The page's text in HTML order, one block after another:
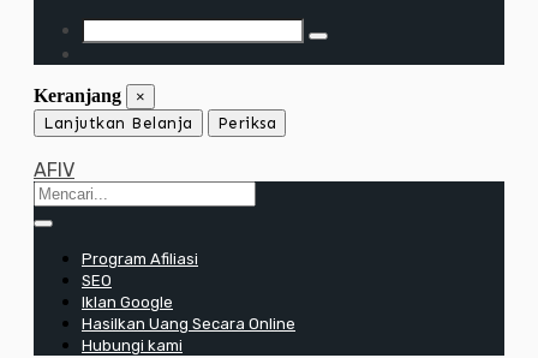
Keranjang ×
Lanjutkan Belanja Periksa
AFIV
Program Afiliasi
SEO
Iklan Google
Hasilkan Uang Secara Online
Hubungi kami